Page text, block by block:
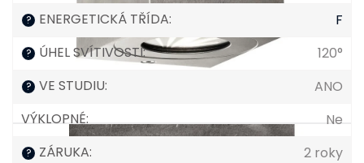
? ENERGETICKÁ TŘÍDA: F
? ÚHEL SVÍTIVOSTI: 120°
? VE STUDIU:
ANO
VÝKLOPNÉ: Ne
? ZÁRUKA:
2 roky